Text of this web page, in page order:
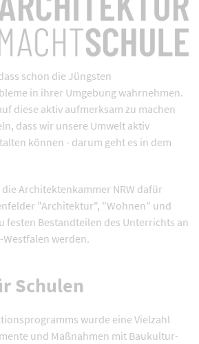
schon die Jüngsten
in ihrer Umgebung wahrnehmen.
diese aktiv aufmerksam zu machen
dass wir unsere Umwelt aktiv
können - darum geht es in dem
Architektenkammer NRW dafür
"Architektur", "Wohnen" und
festen Bestandteilen des Unterrichts an
werden.
Schulen
wurde eine Vielzahl
und Maßnahmen mit Baukultur-